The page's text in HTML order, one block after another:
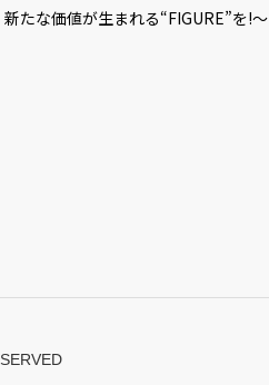
たな価値が生まれる“FIGURE”を!～